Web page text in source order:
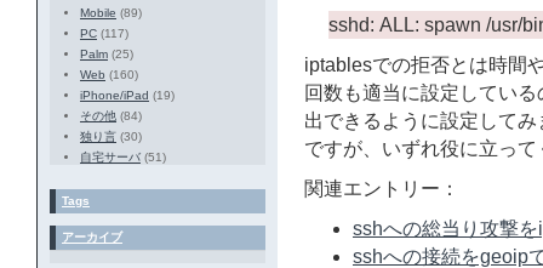
sshd: ALL: spawn /usr/
iptablesでの拒否とは時間
回数も適当に設定してい
出できるように設定して
ですが、いずれ役に立っ
関連エントリー：
sshへの総当り攻撃
sshへの接続をgeoip
Mobile (89)
PC (117)
Palm (25)
Web (160)
iPhone/iPad (19)
その他 (84)
独り言 (30)
自宅サーバ (51)
Tags
アーカイブ